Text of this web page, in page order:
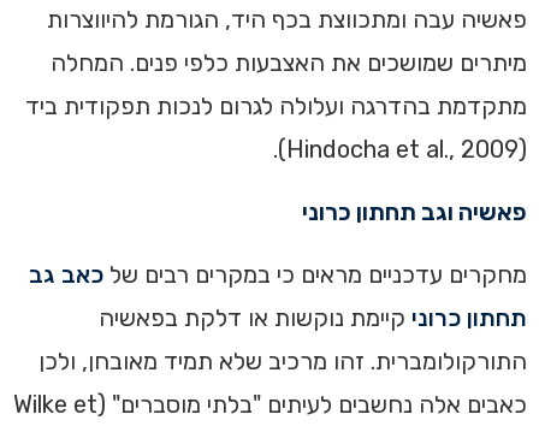
פאשיה עבה ומתכווצת בכף היד, הגורמת להיווצרות
מיתרים שמושכים את האצבעות כלפי פנים. המחלה
מתקדמת בהדרגה ועלולה לגרום לנכות תפקודית ביד
(Hindocha et al., 2009).
פאשיה וגב תחתון כרוני
מחקרים עדכניים מראים כי במקרים רבים של כאב גב
תחתון כרוני קיימת נוקשות או דלקת בפאשיה
התורקולומברית. זהו מרכיב שלא תמיד מאובחן, ולכן
כאבים אלה נחשבים לעיתים "בלתי מוסברים" (Wilke et